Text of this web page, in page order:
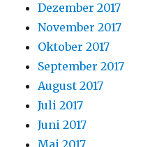
Dezember 2017
November 2017
Oktober 2017
September 2017
August 2017
Juli 2017
Juni 2017
Mai 2017